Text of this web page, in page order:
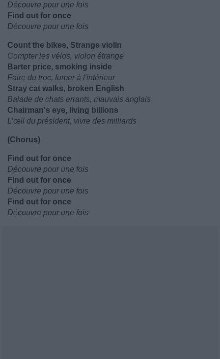
Découvre pour une fois
Find out for once
Découvre pour une fois
Count the bikes, Strange violin
Compter les vélos, violon étrange
Barter price, smoking inside
Faire du troc, fumer à l'intérieur
Stray cat walks, broken English
Balade de chats errants, mauvais anglais
Chairman's eye, living billions
L’œil du président, vivre des milliards
(Chorus)
Find out for once
Découvre pour une fois
Find out for once
Découvre pour une fois
Find out for once
Découvre pour une fois